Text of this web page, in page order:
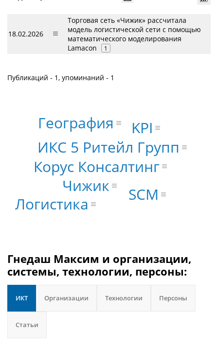
18.02.2026
Торговая сеть «Чижик» рассчитала
модель логистической сети с помощью
математического моделирования
Lamacon
1
Публикаций - 1, упоминаний - 1
Корус Консалтинг
ИКС 5 Ритейл Групп
Чижик
SCM
KPI
Логистика
География
Гнедаш Максим и организации,
системы, технологии, персоны:
ИКТ Организации Технологии Персоны
Статьи